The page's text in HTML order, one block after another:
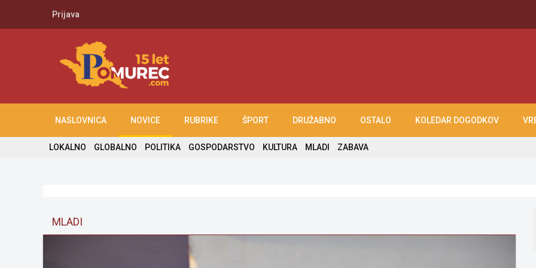
Prijava
NASLOVNICA NOVICE RUBRIKE ŠPORT DRUŽABNO OSTALO KOLEDAR DOGODKOV
LOKALNO GLOBALNO POLITIKA GOSPODARSTVO KULTURA MLADI ZABAVA
MLADI